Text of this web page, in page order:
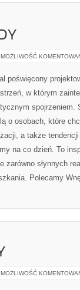
MOŻLIWOŚĆ
poświęcony
w którym
spojrzeniem.
o osobach, które
a także
na co dzień. To
słynnych
Polecamy
MOŻLIWOŚĆ